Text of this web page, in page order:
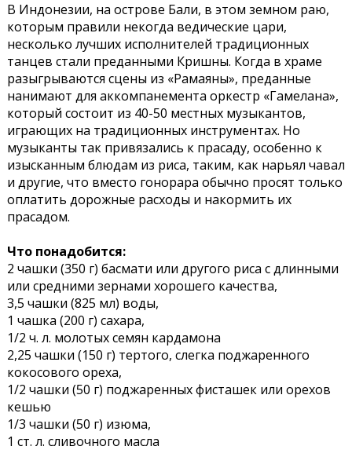
В Индонезии, на острове Бали, в этом земном раю,
которым правили некогда ведические цари,
несколько лучших исполнителей традиционных
танцев стали преданными Кришны. Когда в храме
разыгрываются сцены из «Рамаяны», преданные
нанимают для аккомпанемента оркестр «Гамелана»,
который состоит из 40-50 местных музыкантов,
играющих на традиционных инструментах. Но
музыканты так привязались к прасаду, особенно к
изысканным блюдам из риса, таким, как нарьял чавал
и другие, что вместо гонорара обычно просят только
оплатить дорожные расходы и накормить их
прасадом.
Что понадобится:
2 чашки (350 г) басмати или другого риса с длинными
или средними зернами хорошего качества,
3,5 чашки (825 мл) воды,
1 чашка (200 г) сахара,
1/2 ч. л. молотых семян кардамона
2,25 чашки (150 г) тертого, слегка поджаренного
кокосового ореха,
1/2 чашки (50 г) поджаренных фисташек или орехов
кешью
1/3 чашки (50 г) изюма,
1 ст. л. сливочного масла